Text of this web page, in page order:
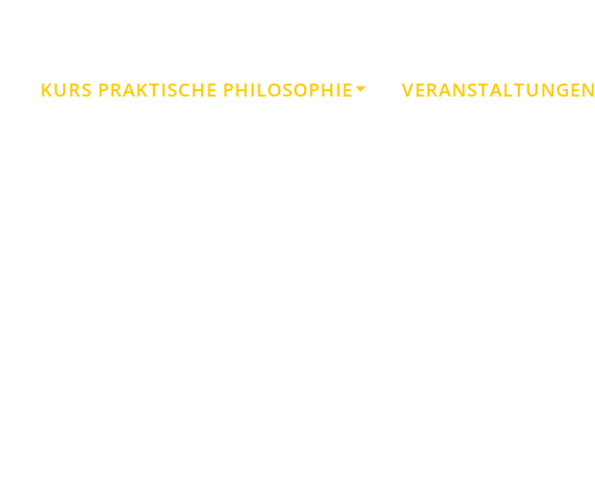
KURS PRAKTISCHE PHILOSOPHIE VERANSTALTUNGEN